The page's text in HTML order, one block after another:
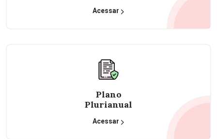
Acessar
Plano
Plurianual
Acessar